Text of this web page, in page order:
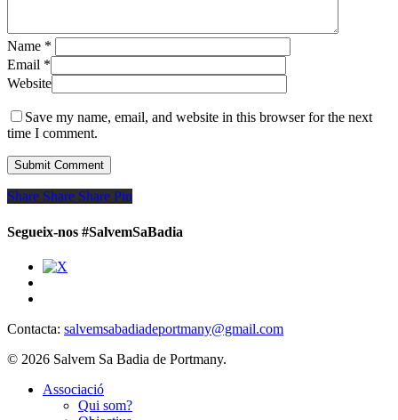
Name *
Email *
Website
Save my name, email, and website in this browser for the next
time I comment.
Share
Share Share Share Pin
Segueix-nos #SalvemSaBadia
Contacta: salvemsabadiadeportmany@gmail.com
© 2026 Salvem Sa Badia de Portmany.
Close
Associació
Qui som?